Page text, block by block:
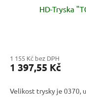
HD-Tryska
1 155 Kč bez DPH
1 397,55 Kč
Velikost trysky je 0370,